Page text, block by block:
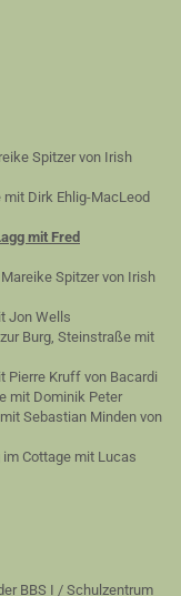
Spitzer von Irish
mit Dirk Ehlig-MacLeod
mit Fred
Spitzer von Irish
Jon Wells
Burg, Steinstraße mit
Pierre Kruff von Bacardi
mit Dominik Peter
Sebastian Minden von
im Cottage mit Lucas
BBS I / Schulzentrum